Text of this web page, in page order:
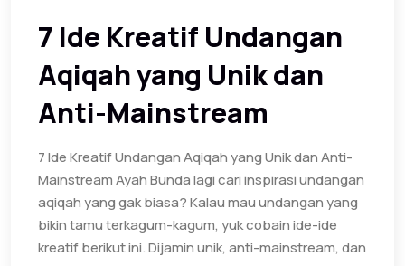
7 Ide Kreatif Undangan
Aqiqah yang Unik dan
Anti-Mainstream
7 Ide Kreatif Undangan Aqiqah yang Unik dan Anti-
Mainstream Ayah Bunda lagi cari inspirasi undangan
aqiqah yang gak biasa? Kalau mau undangan yang
bikin tamu terkagum-kagum, yuk cobain ide-ide
kreatif berikut ini. Dijamin unik, anti-mainstream, dan